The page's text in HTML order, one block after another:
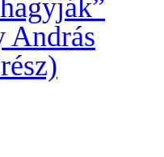
András